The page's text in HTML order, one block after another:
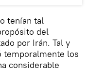
tenían tal
del
por Irán. Tal y
temporalmente los
considerable